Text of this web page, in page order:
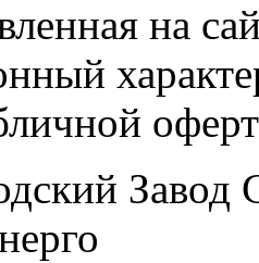
на
Завод